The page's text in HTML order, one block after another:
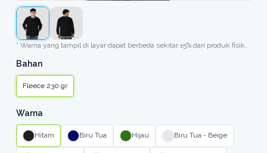
* Warna yang tampil di layar dapat berbeda sekitar ±5% dari produk fisik.
Bahan
Fleece 230 gr
Warna
Hitam Biru Tua Hijau Biru Tua - Beige